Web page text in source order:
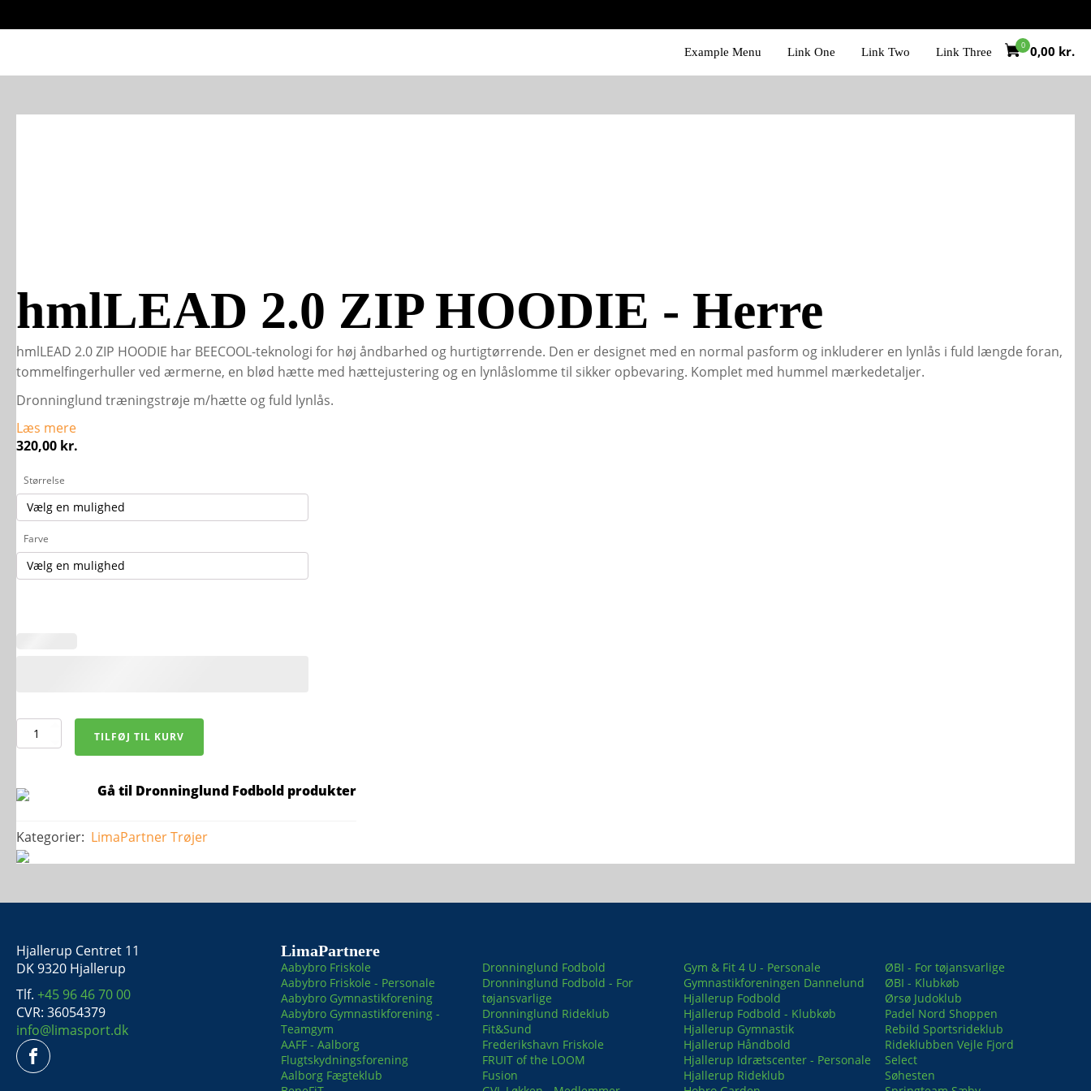
Example Menu Link One Link Two Link Three 0,00 kr.
hmlLEAD 2.0 ZIP HOODIE - Herre
hmlLEAD 2.0 ZIP HOODIE har BEECOOL-teknologi for høj åndbarhed og hurtigtørrende. Den er designet med en normal pasform og inkluderer en lynlås i fuld længde foran,
tommelfingerhuller ved ærmerne, en blød hætte med hættejustering og en lynlåslomme til sikker opbevaring. Komplet med hummel mærkedetaljer.
Dronninglund træningstrøje m/hætte og fuld lynlås.
Læs mere
320,00 kr.
Størrelse
Farve
hmlLEAD
2.0
Herre
TILFØJ TIL KURV
Gå til Dronninglund Fodbold produkter
Kategorier: LimaPartnerTrøjer
Hjallerup Centret 11
DK 9320 Hjallerup
Tlf. +45 96 46 70 00
CVR: 36054379
info@limasport.dk
LimaPartnere
Aabybro Friskole
Aabybro Friskole - Personale
Aabybro Gymnastikforening
Aabybro Gymnastikforening -
Teamgym
AAFF - Aalborg
Flugtskydningsforening
Aalborg Fægteklub
Dronninglund Fodbold
Dronninglund Fodbold - For
tøjansvarlige
Dronninglund Rideklub
Fit&Sund
Frederikshavn Friskole
FRUIT of the LOOM
Fusion
Gym & Fit 4 U - Personale
Gymnastikforeningen Dannelund
Hjallerup Fodbold
Hjallerup Fodbold - Klubkøb
Hjallerup Gymnastik
Hjallerup Håndbold
Hjallerup Idrætscenter - Personale
Hjallerup Rideklub
ØBI - For tøjansvarlige
ØBI - Klubkøb
Ørsø Judoklub
Padel Nord Shoppen
Rebild Sportsrideklub
Rideklubben Vejle Fjord
Select
Søhesten